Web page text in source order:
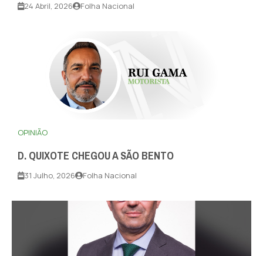
24 Abril, 2026 Folha Nacional
OPINIÃO
D. QUIXOTE CHEGOU A SÃO BENTO
31 Julho, 2026 Folha Nacional